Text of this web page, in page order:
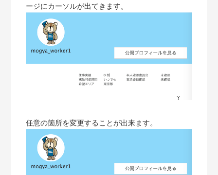
ージにカーソルが出てきます。
任意の箇所を変更することが出来ます。